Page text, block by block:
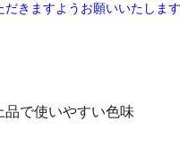
だきますようお願いいたします
品で使いやすい色味